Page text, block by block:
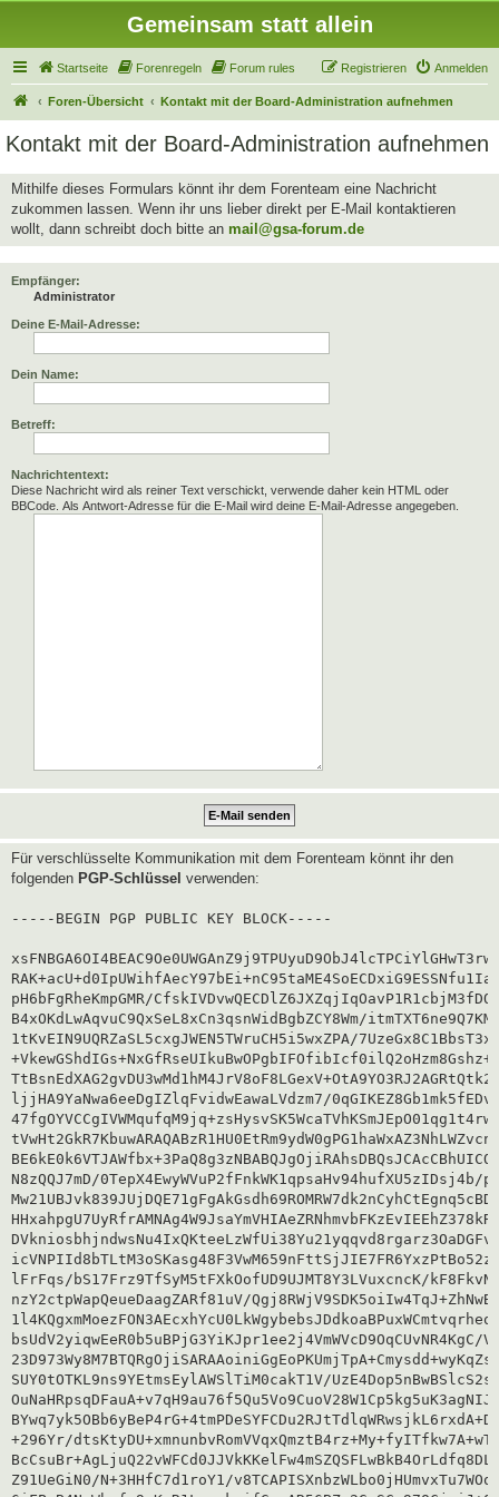
Gemeinsam statt allein
Startseite Forenregeln Forum rules Anmelden
Registrieren
Foren-Übersicht Kontakt mit der Board-Administration aufnehmen
Kontakt mit der Board-Administration aufnehmen
Mithilfe dieses Formulars könnt ihr dem Forenteam eine Nachricht
zukommen lassen. Wenn ihr uns lieber direkt per E-Mail kontaktieren
wollt, dann schreibt doch bitte an mail@gsa-forum.de
Empfänger:
Administrator
Deine E-Mail-Adresse:
Dein Name:
Betreff:
Nachrichtentext:
Diese Nachricht wird als reiner Text verschickt, verwende daher kein HTML oder
BBCode. Als Antwort-Adresse für die E-Mail wird deine E-Mail-Adresse angegeben.
Für verschlüsselte Kommunikation mit dem Forenteam könnt ihr den
folgenden PGP-Schlüssel verwenden:
-----BEGIN PGP PUBLIC KEY BLOCK-----
pH6bFgRheKmpGMR/
B4xOKdLwAqvuC9QxSeL8xCn3qsnWidBgbZCY8Wm/
1tKvEIN9UQRZaSL5cxgJWEN5TWruCH5i5wxZPA/
ljjHA9YaNwa6eeDgIZlqFvidwEawaLVdzm7/
N8zQQJ7mD/0TepX4EwyWVuP2fFnkWK1qpsaHv94hufXU5zIDsj4b/
lFrFqs/bS17Frz9TfSyM5tFXkOofUD9UJMT8Y3LVuxcncK/
nzY2ctpWapQeueDaagZARf81uV/
bsUdV2yiqwEeR0b5uBPjG3YiKJpr1ee2j4VmWVcD9OqCUvNR4KgC/
SUY0tOTKL9ns9YEtmsEylAWSlTiM0cakT1V/
+296Yr/
Z91UeGiN0/N+3HHfC7d1roY1/